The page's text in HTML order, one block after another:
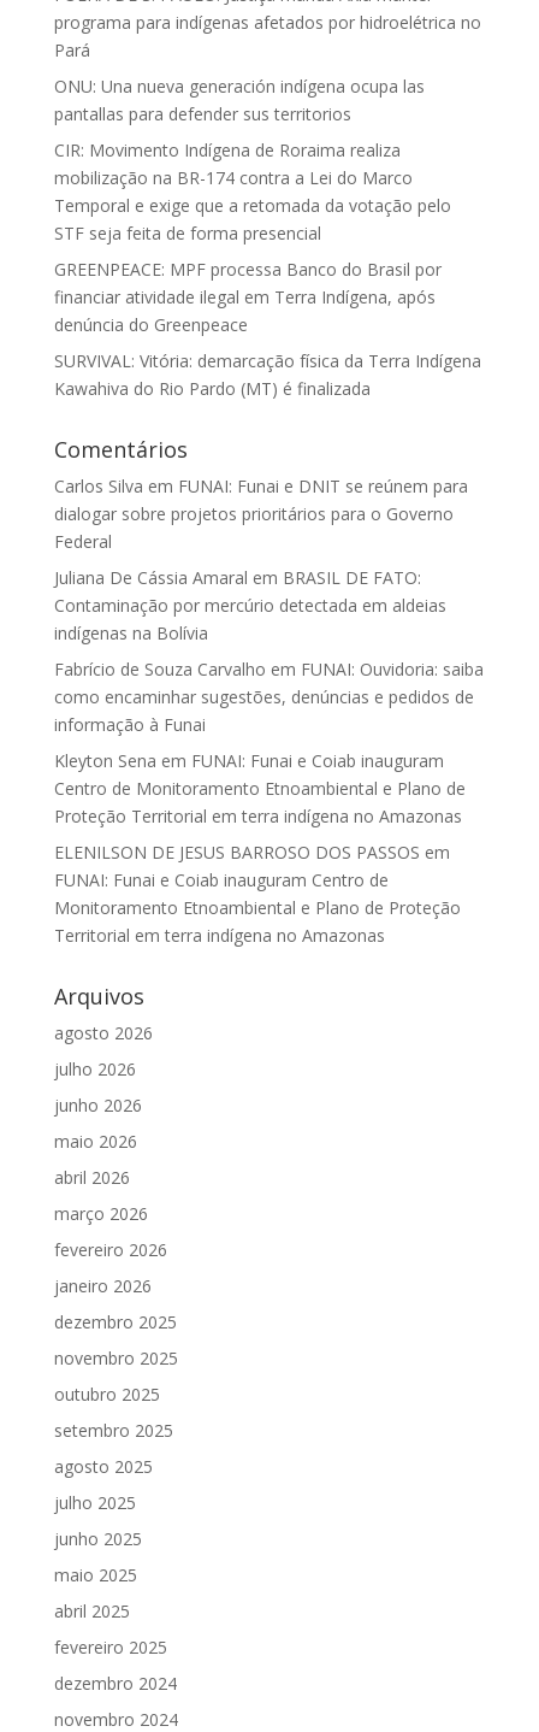
programa para indígenas afetados por hidroelétrica no
Pará
ONU: Una nueva generación indígena ocupa las
pantallas para defender sus territorios
CIR: Movimento Indígena de Roraima realiza
mobilização na BR-174 contra a Lei do Marco
Temporal e exige que a retomada da votação pelo
STF seja feita de forma presencial
GREENPEACE: MPF processa Banco do Brasil por
financiar atividade ilegal em Terra Indígena, após
denúncia do Greenpeace
SURVIVAL: Vitória: demarcação física da Terra Indígena
Kawahiva do Rio Pardo (MT) é finalizada
Comentários
Carlos Silva em FUNAI: Funai e DNIT se reúnem para
dialogar sobre projetos prioritários para o Governo
Federal
Juliana De Cássia Amaral em BRASIL DE FATO:
Contaminação por mercúrio detectada em aldeias
indígenas na Bolívia
Fabrício de Souza Carvalho em FUNAI: Ouvidoria: saiba
como encaminhar sugestões, denúncias e pedidos de
informação à Funai
Kleyton Sena em FUNAI: Funai e Coiab inauguram
Centro de Monitoramento Etnoambiental e Plano de
Proteção Territorial em terra indígena no Amazonas
ELENILSON DE JESUS BARROSO DOS PASSOS em
FUNAI: Funai e Coiab inauguram Centro de
Monitoramento Etnoambiental e Plano de Proteção
Territorial em terra indígena no Amazonas
Arquivos
agosto 2026
julho 2026
junho 2026
maio 2026
abril 2026
março 2026
fevereiro 2026
janeiro 2026
dezembro 2025
novembro 2025
outubro 2025
setembro 2025
agosto 2025
julho 2025
junho 2025
maio 2025
abril 2025
fevereiro 2025
dezembro 2024
novembro 2024